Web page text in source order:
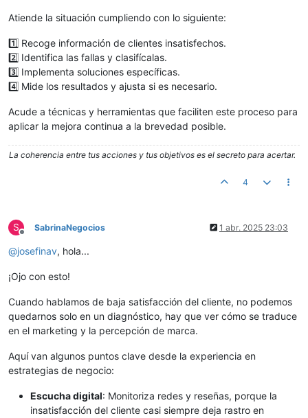
Atiende la situación cumpliendo con lo siguiente:
1️⃣ Recoge información de clientes insatisfechos.
2️⃣ Identifica las fallas y clasifícalas.
3️⃣ Implementa soluciones específicas.
4️⃣ Mide los resultados y ajusta si es necesario.
Acude a técnicas y herramientas que faciliten este proceso para
aplicar la mejora continua a la brevedad posible.
La coherencia entre tus acciones y tus objetivos es el secreto para acertar.
4
S
Desconectado
SabrinaNegocios 1 abr. 2025 23:03
@josefinav, hola...
¡Ojo con esto!
Cuando hablamos de baja satisfacción del cliente, no podemos
quedarnos solo en un diagnóstico, hay que ver cómo se traduce
en el marketing y la percepción de marca.
Aquí van algunos puntos clave desde la experiencia en
estrategias de negocio:
Escucha digital: Monitoriza redes y reseñas, porque la
insatisfacción del cliente casi siempre deja rastro en